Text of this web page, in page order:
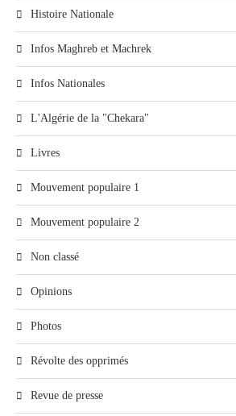
Histoire Nationale
Infos Maghreb et Machrek
Infos Nationales
L'Algérie de la "Chekara"
Livres
Mouvement populaire 1
Mouvement populaire 2
Non classé
Opinions
Photos
Révolte des opprimés
Revue de presse